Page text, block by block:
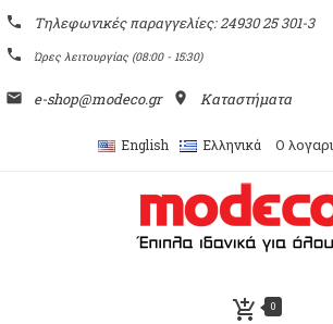
phone Τηλεφωνικές παραγγελίες: 24930 25 301-3
phone Ώρες λειτουργίας (08:00 - 15:30)
email e-shop@modeco.gr place Καταστήματα
English Ελληνικά Ο
add_shopping_cart 0